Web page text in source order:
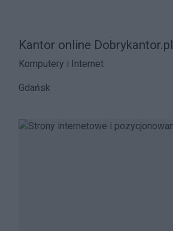
Kantor online Dobrykantor.pl
Komputery i Internet
Gdańsk